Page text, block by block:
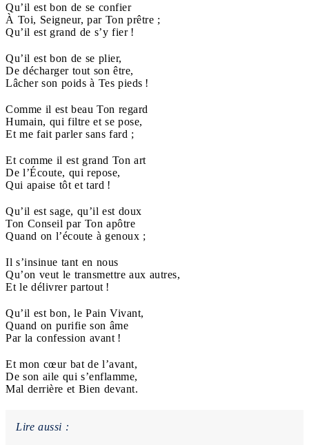
Qu’il est bon de se confier
À Toi, Seigneur, par Ton prêtre ;
Qu’il est grand de s’y fier !
Qu’il est bon de se plier,
De décharger tout son être,
Lâcher son poids à Tes pieds !
Comme il est beau Ton regard
Humain, qui filtre et se pose,
Et me fait parler sans fard ;
Et comme il est grand Ton art
De l’Écoute, qui repose,
Qui apaise tôt et tard !
Qu’il est sage, qu’il est doux
Ton Conseil par Ton apôtre
Quand on l’écoute à genoux ;
Il s’insinue tant en nous
Qu’on veut le transmettre aux autres,
Et le délivrer partout !
Qu’il est bon, le Pain Vivant,
Quand on purifie son âme
Par la confession avant !
Et mon cœur bat de l’avant,
De son aile qui s’enflamme,
Mal derrière et Bien devant.
Lire aussi :